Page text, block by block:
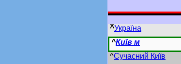
^Україна
^Київ м
^Сучасний Київ